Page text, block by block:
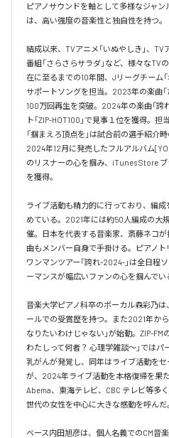
ピアノサウンドを軸として多様なジャ
は、高い強度の音楽性と独自性を持つ。
結成以来、TVアニメ「いぬやしき」、TV
番組「さらさらサラダ」など、様々なTV
在に至るまでの10年間、Jリーグチーム
サポートソングを担当。2023年の楽曲
100万回再生を突破。2024年の楽曲「誇
ト「ZIP-HOT100」で見事１位を獲得。
「掴まえろ頂点を」は試合前の選手紹介
2024年12月に発売したフルアルバム
のリスナーの心を掴み、iTunes Store ブ
を獲得。
ライブ活動も精力的に行っており、編
めている。2021年には約50人編成の大
催。日本を代表する音楽家、斎藤ネコ
曲もメンバー自身で手掛ける。ピアノ
ワンマンツアー「誇れ-2024-」は全日程
ーマンスが幅広いファンの心を掴んでい
音楽大学ピアノ科卒のボーカル森彩乃
ールでの受賞歴を持つ。また2021年か
なりたいわけじゃない」が始動。ZIP-FM
わたしって何者？ 心理学雑談〜」では
乳がんが発覚し、同年はライブ活動を
が、2024年ライブ活動を本格復帰を果
Abema、東海テレビ、CBC テレビ等多
世代の女性を中心に大きな感動を呼んだ
ベース内田旭彦は、個人名義でのCM音